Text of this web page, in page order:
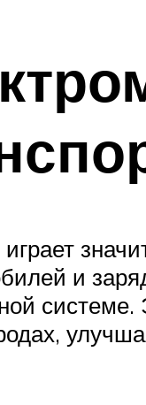
играет
и